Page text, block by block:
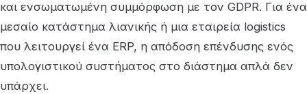
και ενσωματωμένη συμμόρφωση με τον GDPR. Για ένα
μεσαίο κατάστημα λιανικής ή μια εταιρεία logistics
που λειτουργεί ένα ERP, η απόδοση επένδυσης ενός
υπολογιστικού συστήματος στο διάστημα απλά δεν
υπάρχει.